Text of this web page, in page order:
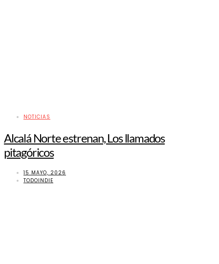
NOTICIAS
Alcalá Norte estrenan, Los llamados
pitagóricos
15 MAYO, 2026
TODOINDIE